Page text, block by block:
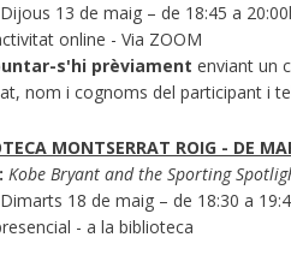
Dijous 13 de maig – de 18:45 a
online - Via ZOOM
s'hi prèviament enviant un
nom i cognoms del participant i
MONTSERRAT ROIG - DE
Kobe Bryant and the Sporting
Dimarts 18 de maig – de 18:30 a
- a la biblioteca